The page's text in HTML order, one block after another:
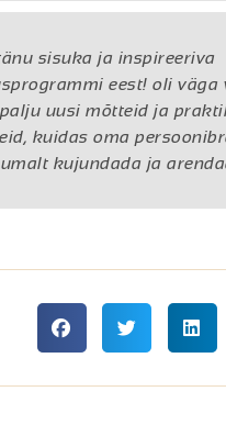
tänu sisuka ja inspireeriva
eest! oli väga
uusi mõtteid ja
kuidas oma
kujundada ja